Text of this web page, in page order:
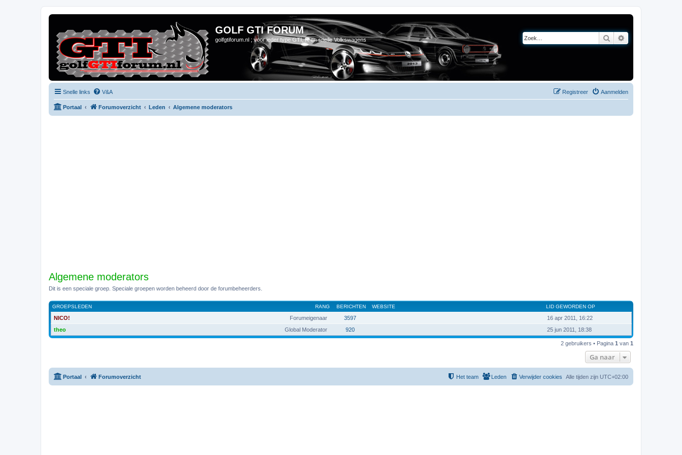
GOLF GTI FORUM
golfgtiforum.nl ; voor ieder type GTI, R en snelle Volkswagens Zoek
Snelle links V&A Aanmelden
Registreer
Portaal Forumoverzicht Leden Algemene moderators
Algemene moderators
Dit is een speciale groep. Speciale groepen worden beheerd door de forumbeheerders.
RANG
GROEPSLEDEN BERICHTEN WEBSITE LID GEWORDEN OP
Forumeigenaar
NICO! 3597
16 apr 2011, 16:22
Global Moderator
theo 920 25 jun 2011, 18:38
2 gebruikers • Pagina 1 van 1
Ga naar
Portaal Forumoverzicht Alle tijden zijn UTC+02:00
Verwijder cookies
Leden
Het team